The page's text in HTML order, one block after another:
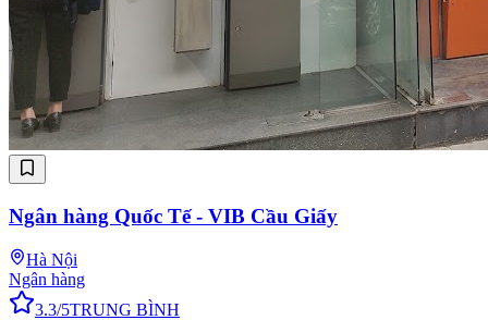
Ngân hàng Quốc Tế - VIB Cầu Giấy
Hà Nội
Ngân hàng
3.3/5TRUNG BÌNH